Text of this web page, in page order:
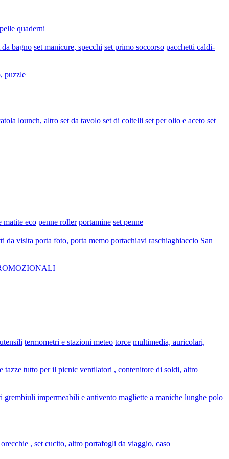
quaderni
da bagno set manicure, specchi set primo soccorso pacchetti caldi-
puzzle
lounch, altro set da tavolo set di coltelli set per olio e aceto set
matite eco penne roller portamine set penne
da visita porta foto, porta memo portachiavi raschiaghiaccio San
termometri e stazioni meteo torce multimedia, auricolari,
tazze tutto per il picnic ventilatori , contenitore di soldi, altro
grembiuli impermeabili e antivento magliette a maniche lunghe polo
, set cucito, altro portafogli da viaggio, caso